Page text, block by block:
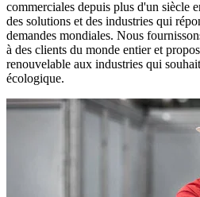
commerciales depuis plus d'un siècle
des solutions et des industries qui
demandes mondiales. Nous
à des clients du monde entier et
renouvelable aux industries qui
écologique.